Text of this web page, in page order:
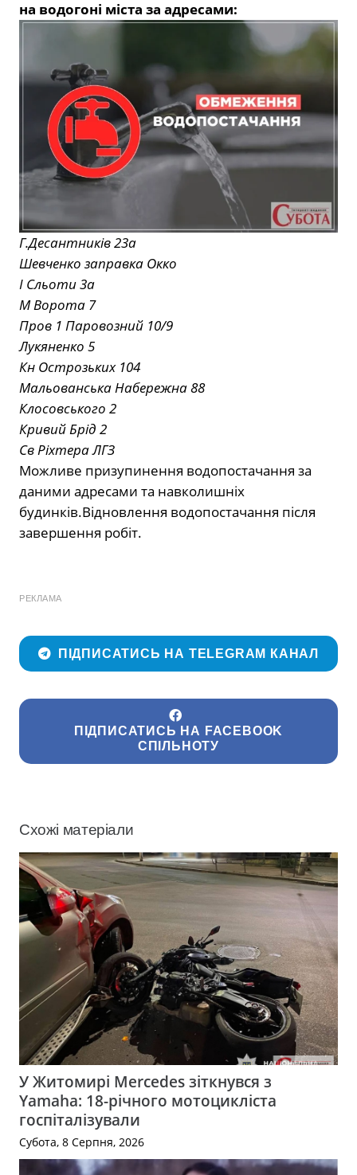
на водогоні міста за адресами:
Г.Десантників 23а
Шевченко заправка Окко
І Сльоти 3а
М Ворота 7
Пров 1 Паровозний 10/9
Лукяненко 5
Кн Острозьких 104
Мальованська Набережна 88
Клосовського 2
Кривий Брід 2
Св Ріхтера ЛГЗ
Можливе призупинення водопостачання за
даними адресами та навколишніх
будинків.Відновлення водопостачання після
завершення робіт.
РЕКЛАМА
ПІДПИСАТИСЬ НА TELEGRAM КАНАЛ
ПІДПИСАТИСЬ НА FACEBOOK
СПІЛЬНОТУ
Схожі матеріали
У Житомирі Mercedes зіткнувся з
Yamaha: 18-річного мотоцикліста
госпіталізували
Субота, 8 Серпня, 2026